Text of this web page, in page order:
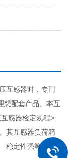
互感器时，专门
想配套产品。本互
感器检定规程>
其互感器负荷箱
稳定性强等优